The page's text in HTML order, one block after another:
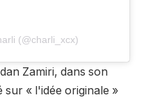
(@charli_xcx)
Zamiri, dans son
sur « l'idée originale »